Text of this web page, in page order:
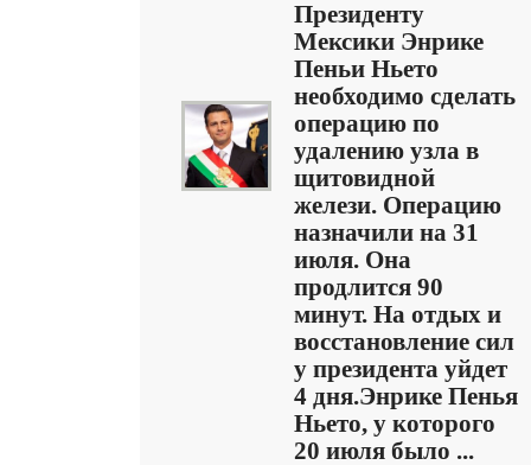
Президенту
Мексики Энрике
Пеньи Ньето
необходимо сделать
операцию по
удалению узла в
щитовидной
желези. Операцию
назначили на 31
июля. Она
продлится 90
минут. На отдых и
восстановление сил
у президента уйдет
4 дня.Энрике Пенья
Ньето, у которого
20 июля было ...